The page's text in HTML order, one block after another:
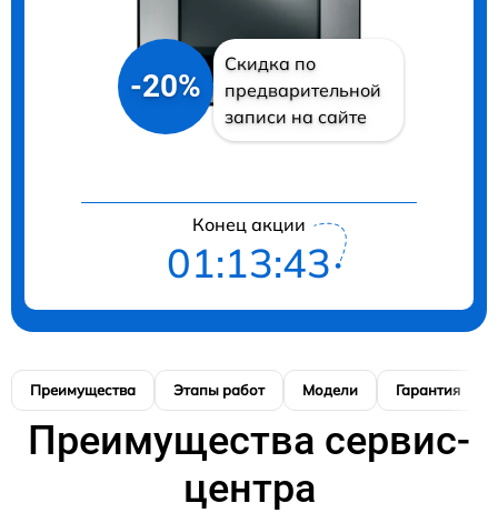
-20%
Скидка по
предварительной
записи на сайте
Конец акции
01:13:43
Преимущества Этапы работ Модели Гарантия
Преимущества сервис-
центра